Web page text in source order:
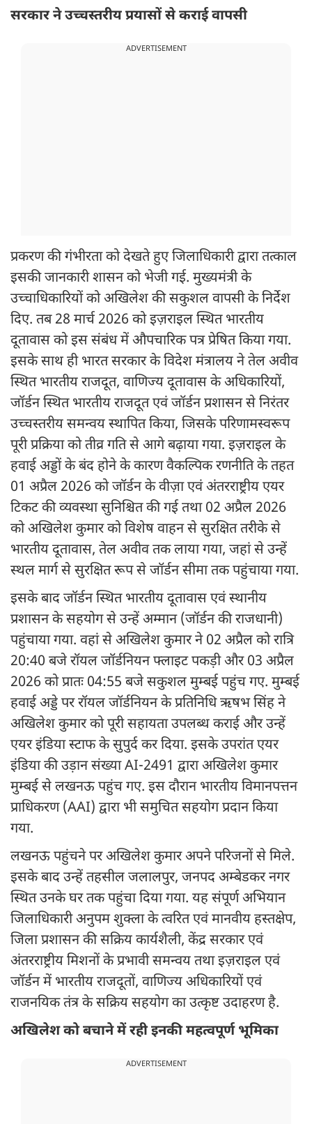
सरकार ने उच्चस्तरीय प्रयासों से कराई वापसी
ADVERTISEMENT
प्रकरण की गंभीरता को देखते हुए जिलाधिकारी द्वारा तत्काल
इसकी जानकारी शासन को भेजी गई. मुख्यमंत्री के
उच्चाधिकारियों को अखिलेश की सकुशल वापसी के निर्देश
दिए. तब 28 मार्च 2026 को इज़राइल स्थित भारतीय
दूतावास को इस संबंध में औपचारिक पत्र प्रेषित किया गया.
इसके साथ ही भारत सरकार के विदेश मंत्रालय ने तेल अवीव
स्थित भारतीय राजदूत, वाणिज्य दूतावास के अधिकारियों,
जॉर्डन स्थित भारतीय राजदूत एवं जॉर्डन प्रशासन से निरंतर
उच्चस्तरीय समन्वय स्थापित किया, जिसके परिणामस्वरूप
पूरी प्रक्रिया को तीव्र गति से आगे बढ़ाया गया. इज़राइल के
हवाई अड्डों के बंद होने के कारण वैकल्पिक रणनीति के तहत
01 अप्रैल 2026 को जॉर्डन के वीज़ा एवं अंतरराष्ट्रीय एयर
टिकट की व्यवस्था सुनिश्चित की गई तथा 02 अप्रैल 2026
को अखिलेश कुमार को विशेष वाहन से सुरक्षित तरीके से
भारतीय दूतावास, तेल अवीव तक लाया गया, जहां से उन्हें
स्थल मार्ग से सुरक्षित रूप से जॉर्डन सीमा तक पहुंचाया गया.
इसके बाद जॉर्डन स्थित भारतीय दूतावास एवं स्थानीय
प्रशासन के सहयोग से उन्हें अम्मान (जॉर्डन की राजधानी)
पहुंचाया गया. वहां से अखिलेश कुमार ने 02 अप्रैल को रात्रि
20:40 बजे रॉयल जॉर्डनियन फ्लाइट पकड़ी और 03 अप्रैल
2026 को प्रातः 04:55 बजे सकुशल मुम्बई पहुंच गए. मुम्बई
हवाई अड्डे पर रॉयल जॉर्डनियन के प्रतिनिधि ऋषभ सिंह ने
अखिलेश कुमार को पूरी सहायता उपलब्ध कराई और उन्हें
एयर इंडिया स्टाफ के सुपुर्द कर दिया. इसके उपरांत एयर
इंडिया की उड़ान संख्या AI-2491 द्वारा अखिलेश कुमार
मुम्बई से लखनऊ पहुंच गए. इस दौरान भारतीय विमानपत्तन
प्राधिकरण (AAI) द्वारा भी समुचित सहयोग प्रदान किया
गया.
लखनऊ पहुंचने पर अखिलेश कुमार अपने परिजनों से मिले.
इसके बाद उन्हें तहसील जलालपुर, जनपद अम्बेडकर नगर
स्थित उनके घर तक पहुंचा दिया गया. यह संपूर्ण अभियान
जिलाधिकारी अनुपम शुक्ला के त्वरित एवं मानवीय हस्तक्षेप,
जिला प्रशासन की सक्रिय कार्यशैली, केंद्र सरकार एवं
अंतरराष्ट्रीय मिशनों के प्रभावी समन्वय तथा इज़राइल एवं
जॉर्डन में भारतीय राजदूतों, वाणिज्य अधिकारियों एवं
राजनयिक तंत्र के सक्रिय सहयोग का उत्कृष्ट उदाहरण है.
अखिलेश को बचाने में रही इनकी महत्वपूर्ण भूमिका
ADVERTISEMENT